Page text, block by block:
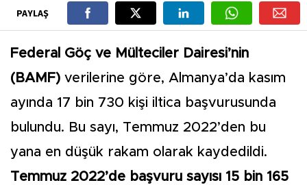
PAYLAŞ
Federal Göç ve Mülteciler Dairesi’nin
(BAMF) verilerine göre, Almanya’da kasım
ayında 17 bin 730 kişi iltica başvurusunda
bulundu. Bu sayı, Temmuz 2022’den bu
yana en düşük rakam olarak kaydedildi.
Temmuz 2022’de başvuru sayısı 15 bin 165